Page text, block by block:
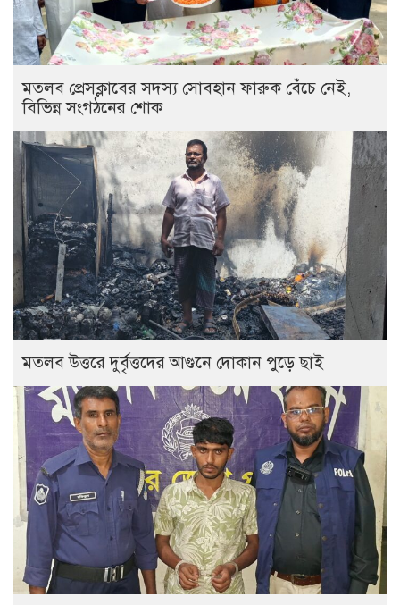
মতলব প্রেসক্লাবের সদস্য সোবহান ফারুক বেঁচে নেই,
বিভিন্ন সংগঠনের শোক
‎মতলব উত্তরে দুর্বৃত্তদের আগুনে দোকান পুড়ে ছাই